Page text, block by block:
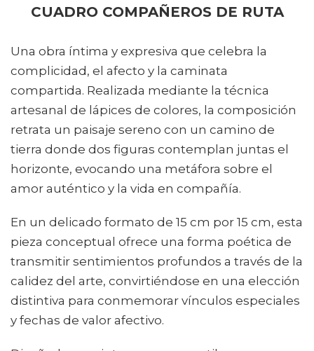
CUADRO COMPAÑEROS DE RUTA
Una obra íntima y expresiva que celebra la
complicidad, el afecto y la caminata
compartida. Realizada mediante la técnica
artesanal de lápices de colores, la composición
retrata un paisaje sereno con un camino de
tierra donde dos figuras contemplan juntas el
horizonte, evocando una metáfora sobre el
amor auténtico y la vida en compañía.
En un delicado formato de 15 cm por 15 cm, esta
pieza conceptual ofrece una forma poética de
transmitir sentimientos profundos a través de la
calidez del arte, convirtiéndose en una elección
distintiva para conmemorar vínculos especiales
y fechas de valor afectivo.